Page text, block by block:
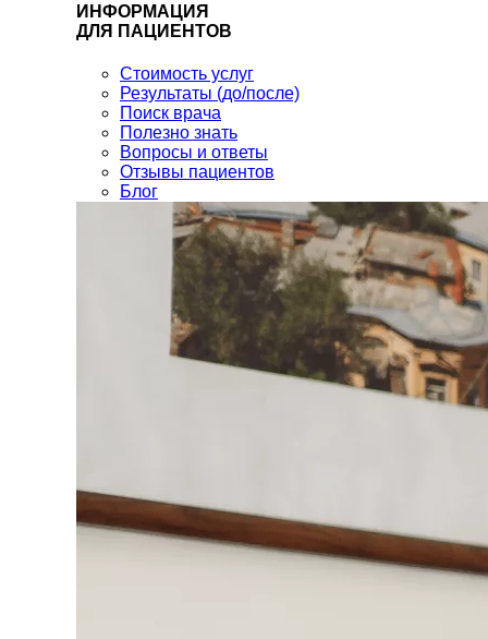
ИНФОРМАЦИЯ
ДЛЯ ПАЦИЕНТОВ
Стоимость услуг
Результаты (до/после)
Поиск врача
Полезно знать
Вопросы и ответы
Отзывы пациентов
Блог